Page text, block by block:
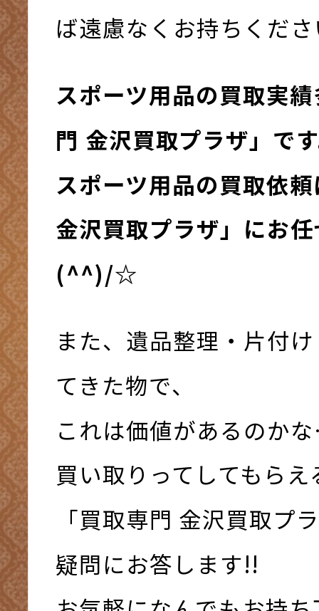
ば遠慮なくお持ちくだ
スポーツ用品の買取実
門 金沢買取プラザ」で
スポーツ用品の買取依
金沢買取プラザ」にお
(^^)/☆
また、遺品整理・片付
てきた物で、
これは価値があるのか
買い取りってしてもら
「買取専門 金沢買取プ
疑問にお答します!!